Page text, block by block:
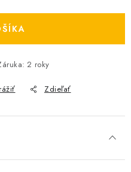
: 2 roky
Zdieľať